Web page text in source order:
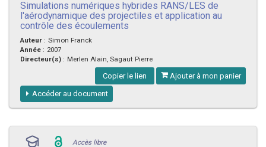
Simulations numériques hybrides RANS/LES de
l'aérodynamique des projectiles et application au
contrôle des écoulements
Auteur : Simon Franck
Année : 2007
Directeur(s) : Merlen Alain, Sagaut Pierre
Copier le lien Ajouter à mon panier
Accéder au document
Accès libre